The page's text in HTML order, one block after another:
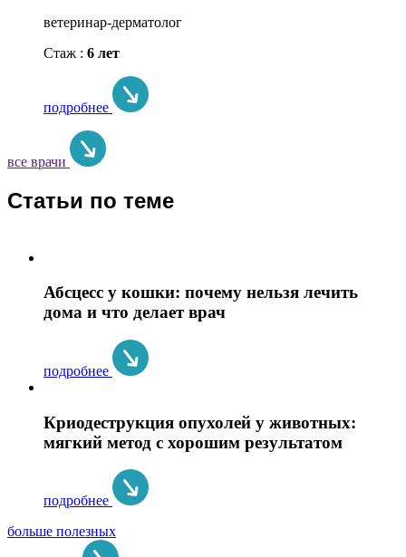
ветеринар-дерматолог
Стаж : 6 лет
подробнее
все врачи
Статьи по теме
Абсцесс у кошки: почему нельзя лечить
дома и что делает врач
подробнее
Криодеструкция опухолей у животных:
мягкий метод с хорошим результатом
подробнее
больше полезных